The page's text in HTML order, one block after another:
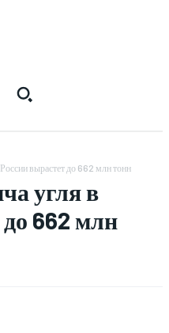
вырастет до 662 млн тонн
угля в
662 млн